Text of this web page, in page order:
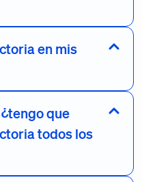
en mis
que
todos los